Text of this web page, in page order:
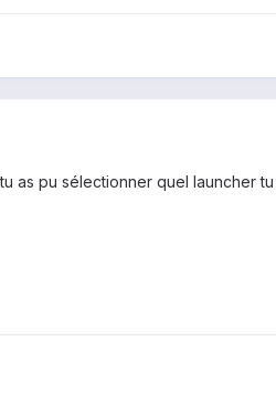
as pu sélectionner quel launcher